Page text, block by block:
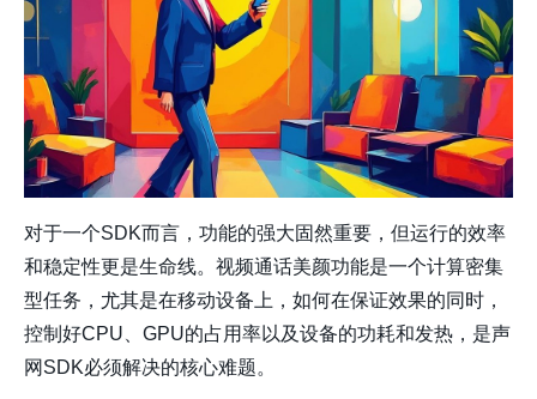
对于一个SDK而言，功能的强大固然重要，但运行的效率
和稳定性更是生命线。视频通话美颜功能是一个计算密集
型任务，尤其是在移动设备上，如何在保证效果的同时，
控制好CPU、GPU的占用率以及设备的功耗和发热，是声
网SDK必须解决的核心难题。